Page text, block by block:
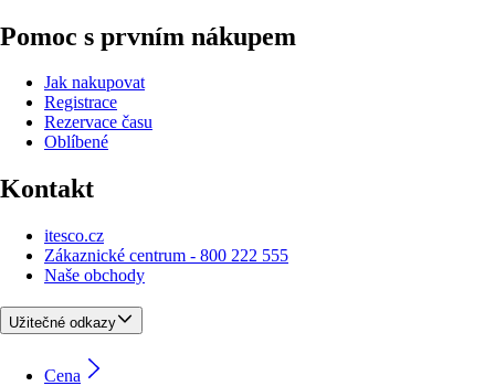
Pomoc s prvním nákupem
Jak nakupovat
Registrace
Rezervace času
Oblíbené
Kontakt
itesco.cz
Zákaznické centrum - 800 222 555
Naše obchody
Užitečné odkazy
Cena